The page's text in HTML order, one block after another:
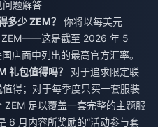
题解答
多少 ZEM？
你将以每美元
ZEM——这是截至 2026 年 5
店面中列出的最高官方汇率。
礼包值得吗？
对于追求限定联
得；对于每季度只买一套服装
足以覆盖一套完整的主题服
月内容所奖励的“活动参与套